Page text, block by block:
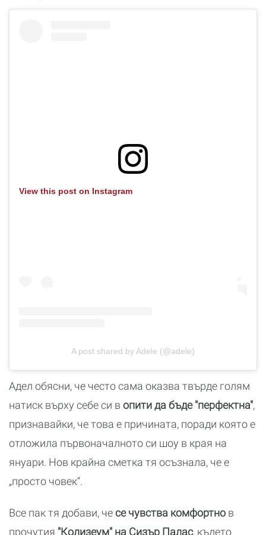
View this post on Instagram
A post shared by Adele (@adele)
Адел обясни, че често сама оказва твърде голям
натиск върху себе си в опити да бъде "перфектна",
признавайки, че това е причината, поради която е
отложила първоначалното си шоу в края на
януари. Нов крайна сметка тя осъзнала, че е
„просто човек“.
Все пак тя добави, чесе чувства комфортно в
прочутия "Колизеум" на Сизър Палас, където